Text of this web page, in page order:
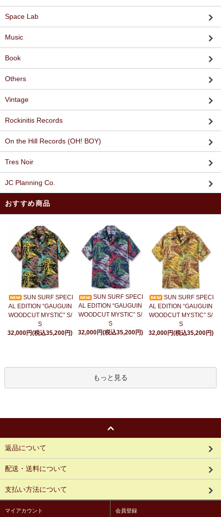
Space Lab
Music
Book
Others
Vintage
Rockinitis Records
On the Hill Records (OH! BOY)
Tres Noir
JC Planning Co.
おすすめ商品
SUN SURF SPECI
AL EDITION “GAUGUIN
WOODCUT MYSTIC” S/
S
32,000円(税込35,200円)
SUN SURF SPECI
AL EDITION “GAUGUIN
WOODCUT MYSTIC” S/
S
32,000円(税込35,200円)
SUN SURF SPECI
AL EDITION “GAUGUIN
WOODCUT MYSTIC” S/
S
32,000円(税込35,200円)
もっと見る
返品について
配送・送料について
支払い方法について
マイアカウント 会員登録